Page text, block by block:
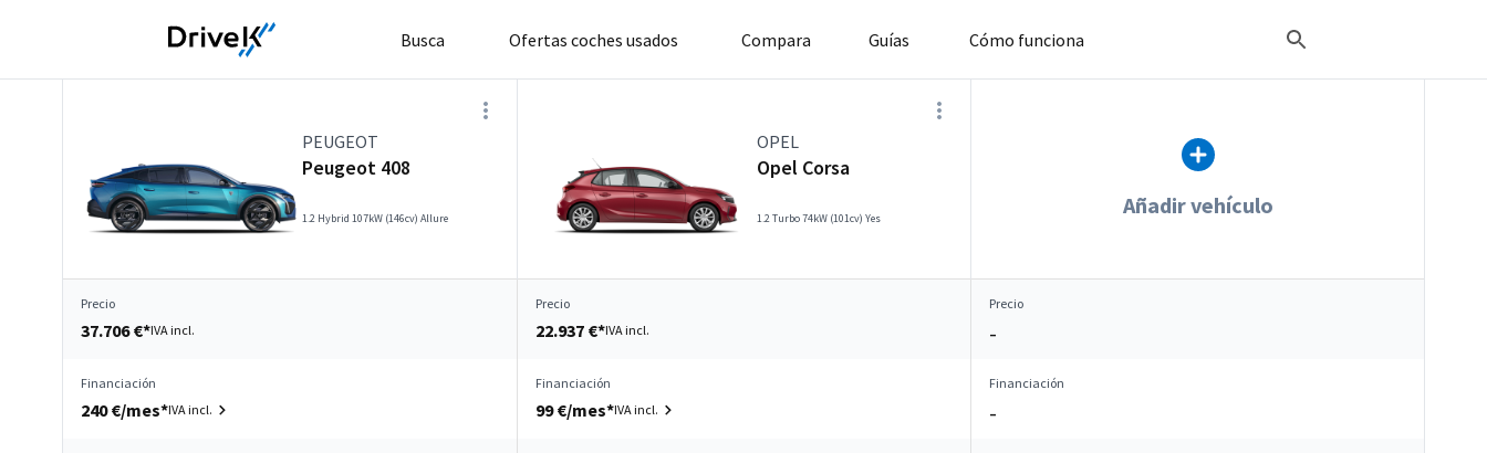
Busca Ofertas coches usados Compara Guías Cómo funciona
PEUGEOT
Peugeot 408
1.2 Hybrid 107kW (146cv) Allure
OPEL
Opel Corsa
1.2 Turbo 74kW (101cv) Yes Añadir vehículo
Precio
37.706 €*IVA incl.
Precio
22.937 €*IVA incl.
Precio
–
Financiación
240 €/mes*IVA incl.
Financiación
99 €/mes*IVA incl.
Financiación
–